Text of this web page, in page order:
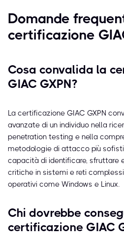
Domande
certificazione
Cosa convalida la
GIAC GXPN?
La certificazione GIAC GXPN
avanzate di un individuo nella
penetration testing e nella
metodologie di attacco più
capacità di identificare, sfruttare
critiche in sistemi e reti
operativi come Windows e Linux.
Chi dovrebbe
certificazione GIAC